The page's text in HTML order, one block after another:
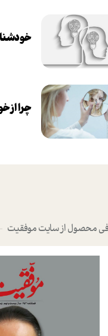
چرا از
محصول از سایت موفقیت